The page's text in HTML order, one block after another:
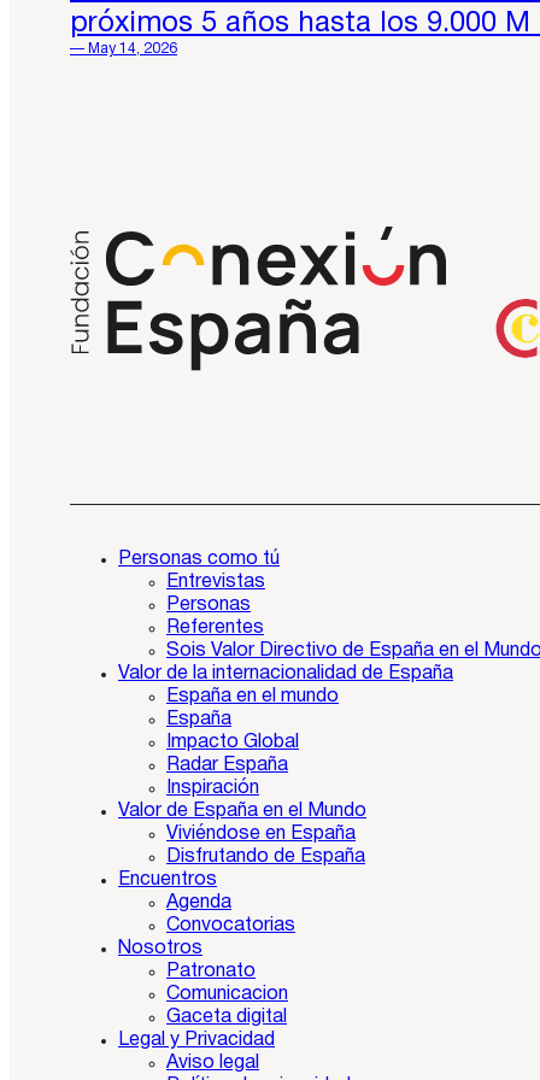
próximos 5 años hasta los 9.000 M
— May 14, 2026
Personas como tú
Entrevistas
Personas
Referentes
Sois Valor Directivo de España en el
Valor de la internacionalidad de España
España en el mundo
España
Impacto Global
Radar España
Inspiración
Valor de España en el Mundo
Viviéndose en España
Disfrutando de España
Encuentros
Agenda
Convocatorias
Nosotros
Patronato
Comunicacion
Gaceta digital
Legal y Privacidad
Aviso legal